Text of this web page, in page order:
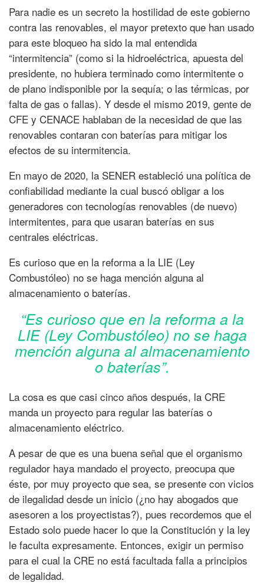
Para nadie es un secreto la hostilidad de este gobierno
contra las renovables, el mayor pretexto que han usado
para este bloqueo ha sido la mal entendida
“intermitencia” (como si la hidroeléctrica, apuesta del
presidente, no hubiera terminado como intermitente o
de plano indisponible por la sequía; o las térmicas, por
falta de gas o fallas). Y desde el mismo 2019, gente de
CFE y CENACE hablaban de la necesidad de que las
renovables contaran con baterías para mitigar los
efectos de su intermitencia.
En mayo de 2020, la SENER estableció una política de
confiabilidad mediante la cual buscó obligar a los
generadores con tecnologías renovables (de nuevo)
intermitentes, para que usaran baterías en sus
centrales eléctricas.
Es curioso que en la reforma a la LIE (Ley
Combustóleo) no se haga mención alguna al
almacenamiento o baterías.
“Es curioso que en la reforma a la
LIE (Ley Combustóleo) no se haga
mención alguna al almacenamiento
o baterías”.
La cosa es que casi cinco años después, la CRE
manda un proyecto para regular las baterías o
almacenamiento eléctrico.
A pesar de que es una buena señal que el organismo
regulador haya mandado el proyecto, preocupa que
éste, por muy proyecto que sea, se presente con vicios
de ilegalidad desde un inicio (¿no hay abogados que
asesoren a los proyectistas?), pues recordemos que el
Estado solo puede hacer lo que la Constitución y la ley
le faculta expresamente. Entonces, exigir un permiso
para el cual la CRE no está facultada falla a principios
de legalidad.